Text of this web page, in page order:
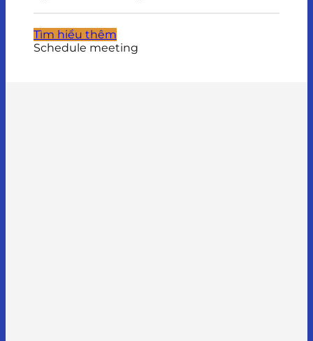
Tìm hiểu thêm
Schedule meeting